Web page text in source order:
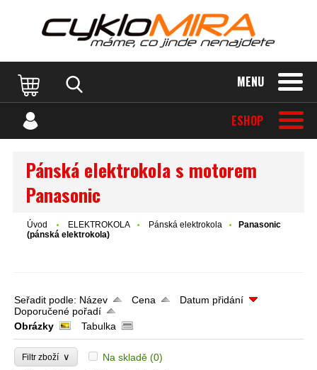
MENU
ESHOP
Pánská elektrokola s motorem
Panasonic
Úvod ELEKTROKOLA Pánská elektrokola
Panasonic
(pánská elektrokola)
Seřadit podle: Název Cena
Datum přidání
Doporučené pořadí
Obrázky
Tabulka
Filtr zboží ∨ Na skladě (0)